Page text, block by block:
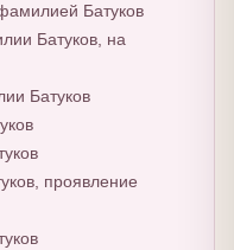
Батуков
Батуков, на
Батуков
проявление